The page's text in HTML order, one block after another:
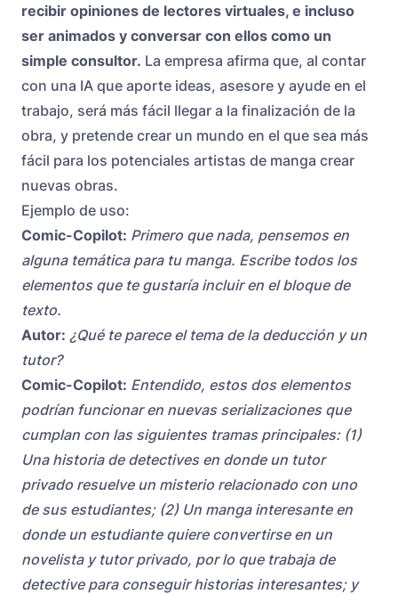
recibir opiniones de lectores virtuales, e incluso
ser animados y conversar con ellos como un
simple consultor. La empresa afirma que, al contar
con una IA que aporte ideas, asesore y ayude en el
trabajo, será más fácil llegar a la finalización de la
obra, y pretende crear un mundo en el que sea más
fácil para los potenciales artistas de manga crear
nuevas obras.
Ejemplo de uso:
Comic-Copilot: Primero que nada, pensemos en
alguna temática para tu manga. Escribe todos los
elementos que te gustaría incluir en el bloque de
texto.
Autor: ¿Qué te parece el tema de la deducción y un
tutor?
Comic-Copilot: Entendido, estos dos elementos
podrían funcionar en nuevas serializaciones que
cumplan con las siguientes tramas principales: (1)
Una historia de detectives en donde un tutor
privado resuelve un misterio relacionado con uno
de sus estudiantes; (2) Un manga interesante en
donde un estudiante quiere convertirse en un
novelista y tutor privado, por lo que trabaja de
detective para conseguir historias interesantes; y